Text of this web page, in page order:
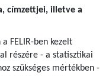
címzettjei, illetve a
FELIR-ben kezelt
részére - a statisztikai
szükséges mértékben -